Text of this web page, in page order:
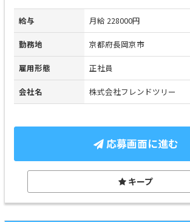
給与 月給 228000円
勤務地 京都府長岡京市
雇用形態 正社員
会社名 株式会社フレンドツリー
応募画面に進む
キープ